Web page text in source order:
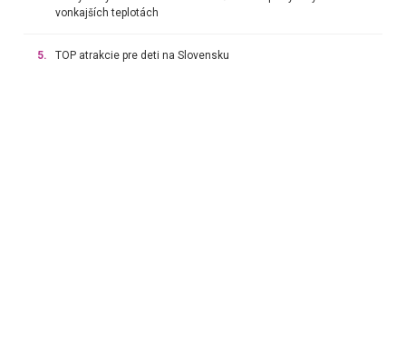
vonkajších teplotách
5. TOP atrakcie pre deti na Slovensku